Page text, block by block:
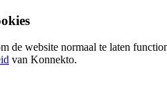
de website normaal te laten
van Konnekto.